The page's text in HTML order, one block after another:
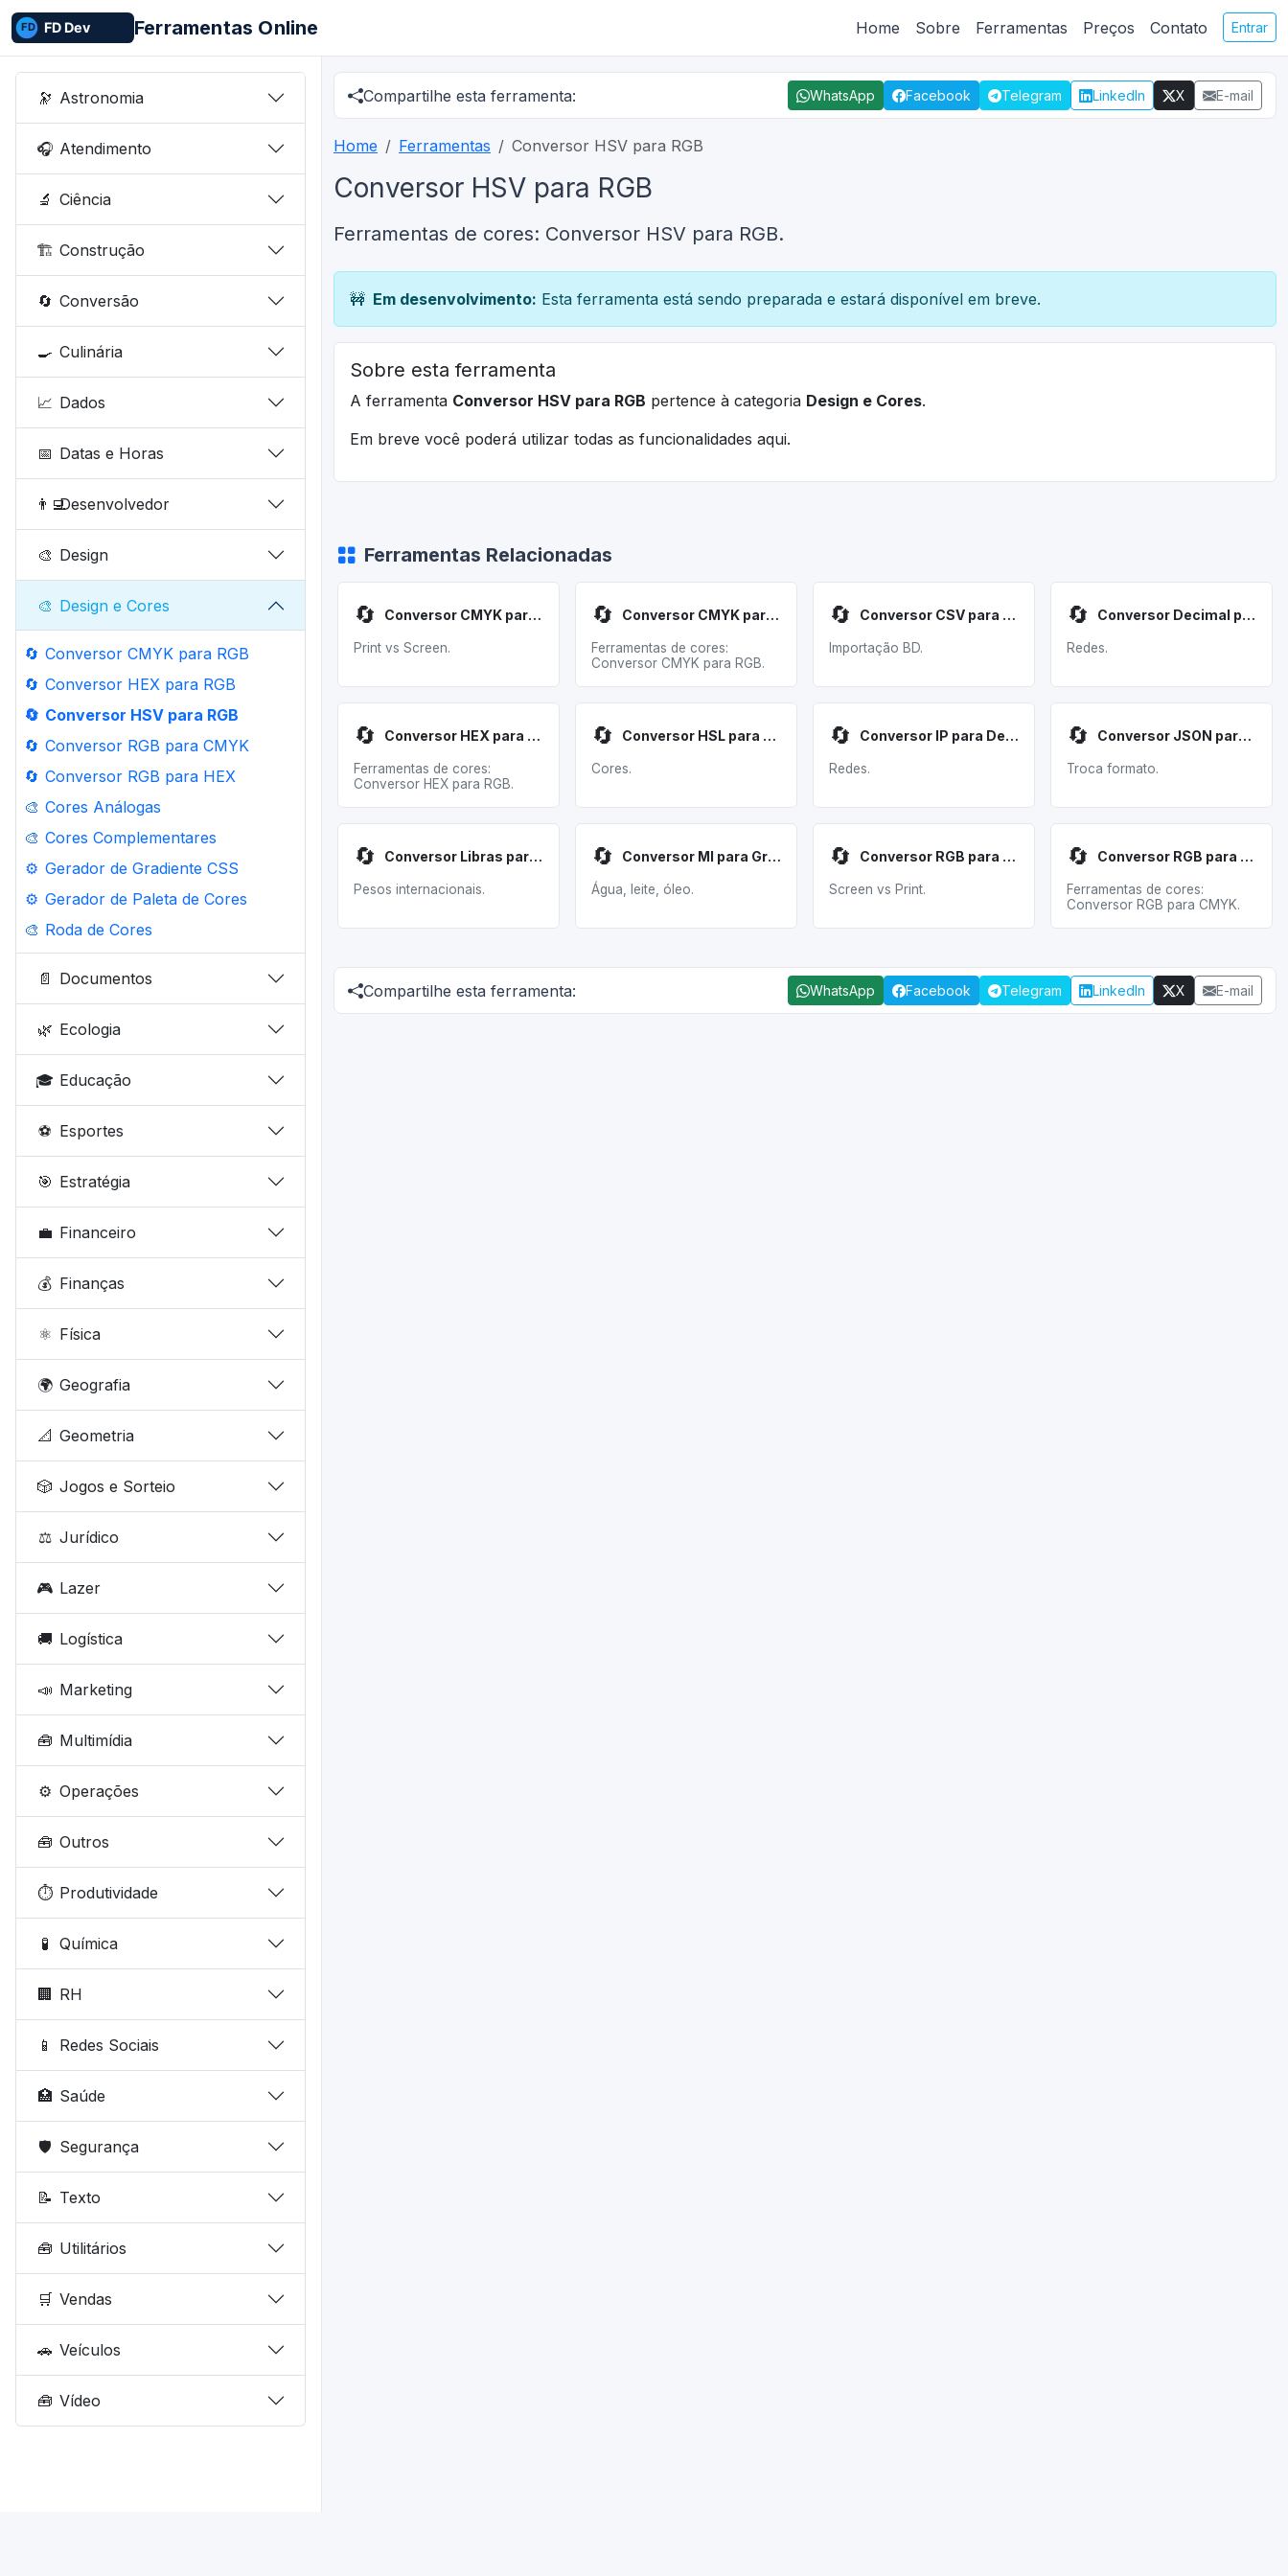
Ferramentas Online Home Sobre Ferramentas Preços Contato Entrar
🔭 Astronomia
🎧 Atendimento
🔬 Ciência
🏗️ Construção
🔄 Conversão
🍳 Culinária
📈 Dados
📅 Datas e Horas
👨‍💻Desenvolvedor
🎨 Design
🎨 Design e Cores
🔄 Conversor CMYK para RGB
🔄 Conversor HEX para RGB
🔄 Conversor HSV para RGB
🔄 Conversor RGB para CMYK
🔄 Conversor RGB para HEX
🎨 Cores Análogas
🎨 Cores Complementares
⚙️ Gerador de Gradiente CSS
⚙️ Gerador de Paleta de Cores
🎨 Roda de Cores
📄 Documentos
🌿 Ecologia
🎓 Educação
⚽ Esportes
🎯 Estratégia
💼 Financeiro
💰 Finanças
⚛️ Física
🌍 Geografia
📐 Geometria
🎲 Jogos e Sorteio
⚖️ Jurídico
🎮 Lazer
🚚 Logística
📣 Marketing
🧰 Multimídia
⚙️ Operações
🧰 Outros
⏱️ Produtividade
🧪 Química
🏢 RH
📱 Redes Sociais
🏥 Saúde
🛡️ Segurança
📝 Texto
🧰 Utilitários
🛒 Vendas
🚗 Veículos
🧰 Vídeo
Compartilhe esta ferramenta: WhatsApp Facebook Telegram LinkedIn X E-mail
Home Ferramentas Conversor HSV para RGB
Conversor HSV para RGB
Ferramentas de cores: Conversor HSV para RGB.
🚧 Em desenvolvimento: Esta ferramenta está sendo preparada e estará disponível em breve.
Sobre esta ferramenta
A ferramenta Conversor HSV para RGB pertence à categoria Design e Cores.
Em breve você poderá utilizar todas as funcionalidades aqui.
Ferramentas Relacionadas
🔄 Conversor CMYK para RGB
Print vs Screen.
🔄 Conversor CMYK para RGB
Ferramentas de cores:
Conversor CMYK para RGB.
🔄 Conversor CSV para SQL
Importação BD.
🔄 Conversor Decimal para IP
Redes.
🔄 Conversor HEX para RGB
Ferramentas de cores:
Conversor HEX para RGB.
🔄 Conversor HSL para RGB
Cores.
🔄 Conversor IP para Decimal
Redes.
🔄 Conversor JSON para XML
Troca formato.
🔄 Conversor Libras para Kg
Pesos internacionais.
🔄 Conversor Ml para Gramas
Água, leite, óleo.
🔄 Conversor RGB para CMYK
Screen vs Print.
🔄 Conversor RGB para CMYK
Ferramentas de cores:
Conversor RGB para CMYK.
Compartilhe esta ferramenta: WhatsApp Facebook Telegram LinkedIn X E-mail